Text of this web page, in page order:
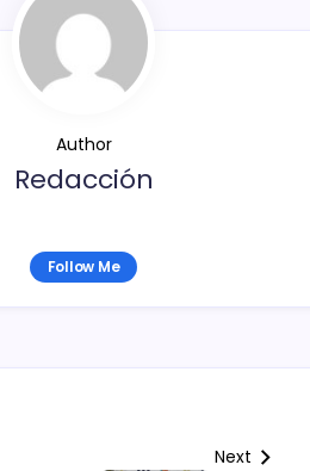
Author
Redacción
Follow Me
Next